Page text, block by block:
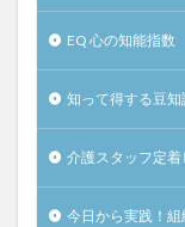
EQ 心の知能指数
知って得する豆知
介護スタッフ定
今日から実践！組